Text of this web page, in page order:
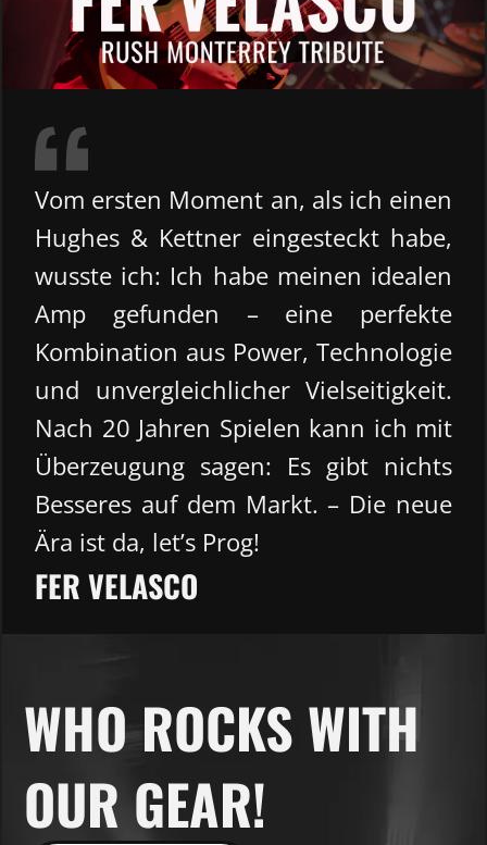
Vom ersten Moment an, als ich einen
Hughes & Kettner eingesteckt habe,
wusste ich: Ich habe meinen idealen
Amp gefunden – eine perfekte
Kombination aus Power, Technologie
und unvergleichlicher Vielseitigkeit.
Nach 20 Jahren Spielen kann ich mit
Überzeugung sagen: Es gibt nichts
Besseres auf dem Markt. – Die neue
Ära ist da, let’s Prog!
FER VELASCO
WHO ROCKS WITH
OUR GEAR!